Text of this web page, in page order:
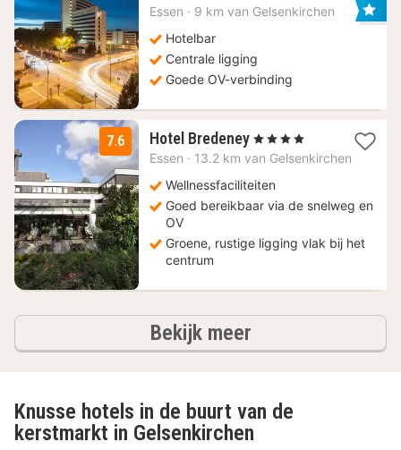
nacht
68,25
€
Essen · 9 km van Gelsenkirchen
Hotelbar
Centrale ligging
Goede OV-verbinding
7.6 Hotel Bredeney 3
nachten
62,65
€
, 4 Sterren
Essen · 13.2 km van Gelsenkirchen
Wellnessfaciliteiten
Goed bereikbaar via de snelweg en
OV
Groene, rustige ligging vlak bij het
centrum
Bekijk meerhotels
Knusse hotels in de buurt van de
kerstmarkt in Gelsenkirchen